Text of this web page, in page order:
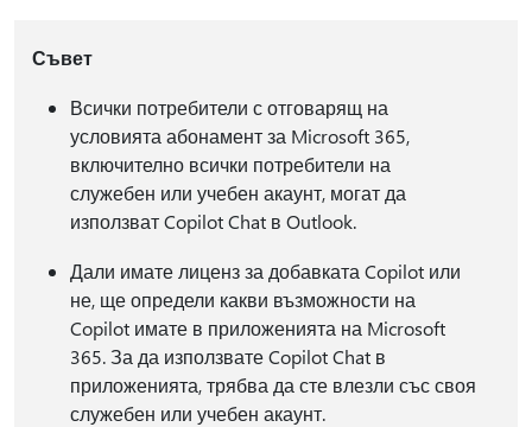
Съвет
Всички потребители с отговарящ на
условията абонамент за Microsoft 365,
включително всички потребители на
служебен или учебен акаунт, могат да
използват Copilot Chat в Outlook.
Дали имате лиценз за добавката Copilot или
не, ще определи какви възможности на
Copilot имате в приложенията на Microsoft
365. За да използвате Copilot Chat в
приложенията, трябва да сте влезли със своя
служебен или учебен акаунт.